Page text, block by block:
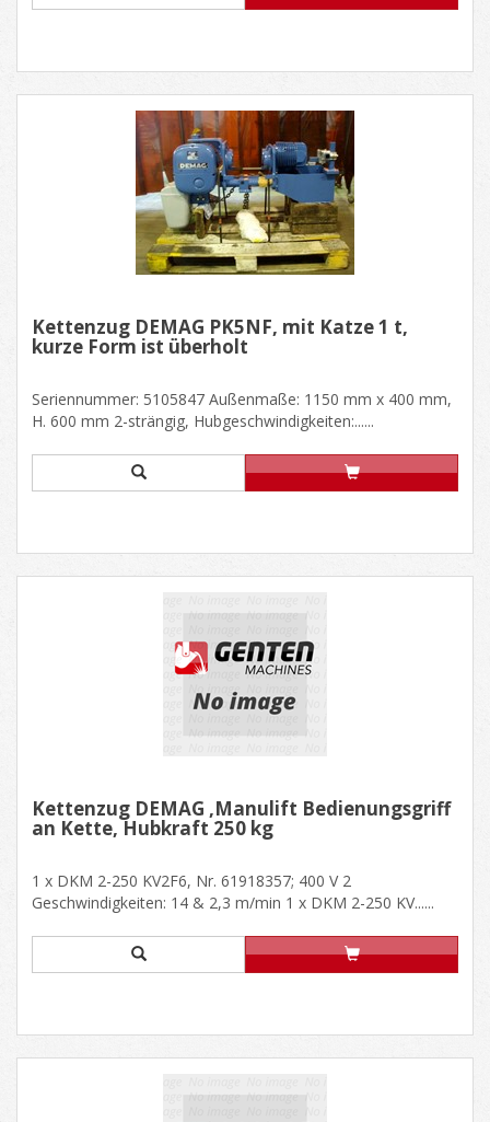
Kettenzug DEMAG PK5NF, mit Katze 1 t,
kurze Form ist überholt
Seriennummer: 5105847 Außenmaße: 1150 mm x 400 mm,
H. 600 mm 2-strängig, Hubgeschwindigkeiten:......
Kettenzug DEMAG ,Manulift Bedienungsgriff
an Kette, Hubkraft 250 kg
1 x DKM 2-250 KV2F6, Nr. 61918357; 400 V 2
Geschwindigkeiten: 14 & 2,3 m/min 1 x DKM 2-250 KV......